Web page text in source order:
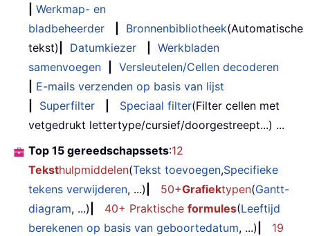
Werkmap- en
bladbeheerder
Bronnenbibliotheek(Automatische
tekst)
Datumkiezer
Werkbladen
samenvoegen
Versleutelen/Cellen decoderen
E-mails verzenden op basis van lijst
Superfilter Speciaal filter(Filter cellen met
vetgedrukt lettertype/cursief/doorgestreept...) ...
Top 15 gereedschapssets:12
Teksthulpmiddelen(Tekst toevoegen,Specifieke
tekens verwijderen, ...) 50+Grafiektypen(Gantt-
diagram, ...) 40+ Praktische formules(Leeftijd
berekenen op basis van geboortedatum, ...)
19